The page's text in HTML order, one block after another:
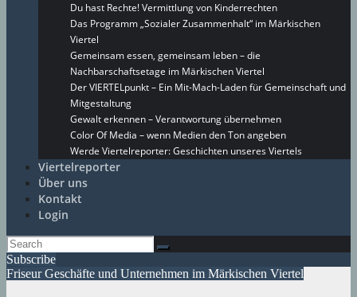
Du hast Rechte! Vermittlung von Kinderrechten
Das Programm „Sozialer Zusammenhalt“ im Märkischen
Viertel
Gemeinsam essen, gemeinsam leben – die
Nachbarschaftsetage im Märkischen Viertel
Der VIERTELpunkt – Ein Mit-Mach-Laden für Gemeinschaft und
Mitgestaltung
Gewalt erkennen – Verantwortung übernehmen
Color Of Media – wenn Medien den Ton angeben
Werde Viertelreporter: Geschichten unseres Viertels
Viertelreporter
Über uns
Kontakt
Login
Subscribe
FriseurGeschäfte und Unternehmen im Märkischen Viertel